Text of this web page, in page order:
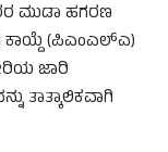
ಮುಡಾ ಹಗರಣ
ಕಾಯ್ದೆ (ಪಿಎಂಎಲ್‌ಎ)
ಜಾರಿ
ತಾತ್ಕಾಲಿಕವಾಗಿ